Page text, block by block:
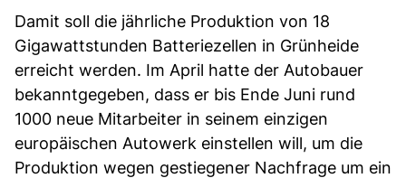
Damit soll die jährliche Produktion von 18
Gigawattstunden Batteriezellen in Grünheide
erreicht werden. Im April hatte der Autobauer
bekanntgegeben, dass er bis Ende Juni rund
1000 neue Mitarbeiter in seinem einzigen
europäischen Autowerk einstellen will, um die
Produktion wegen gestiegener Nachfrage um ein